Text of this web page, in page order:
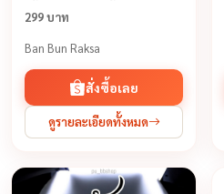
เนื้อแร่เหล็กน้ำพี้ รับประการ
มาแล้ว
299 บาท
Ban Bun Raksa
สั่งซื้อเลย
ดูรายละเอียดทั้งหมด